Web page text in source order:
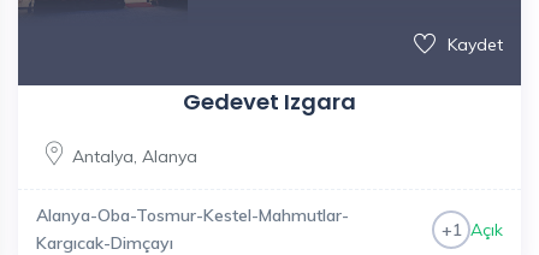
Kaydet
Gedevet Izgara
Antalya, Alanya
Alanya-Oba-Tosmur-Kestel-Mahmutlar-
Kargıcak-Dimçayı
+1 Açık